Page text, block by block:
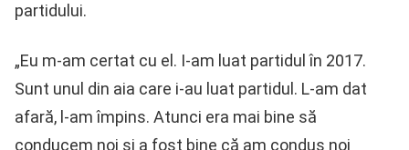
partidului.
„Eu m-am certat cu el. I-am luat partidul în 2017.
Sunt unul din aia care i-au luat partidul. L-am dat
afară, l-am împins. Atunci era mai bine să
conducem noi şi a fost bine că am condus noi